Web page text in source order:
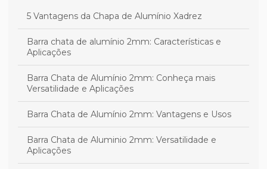
5 Vantagens da Chapa de Alumínio Xadrez
Barra chata de alumínio 2mm: Características e
Aplicações
Barra Chata de Alumínio 2mm: Conheça mais
Versatilidade e Aplicações
Barra Chata de Alumínio 2mm: Vantagens e Usos
Barra Chata de Aluminio 2mm: Versatilidade e
Aplicações